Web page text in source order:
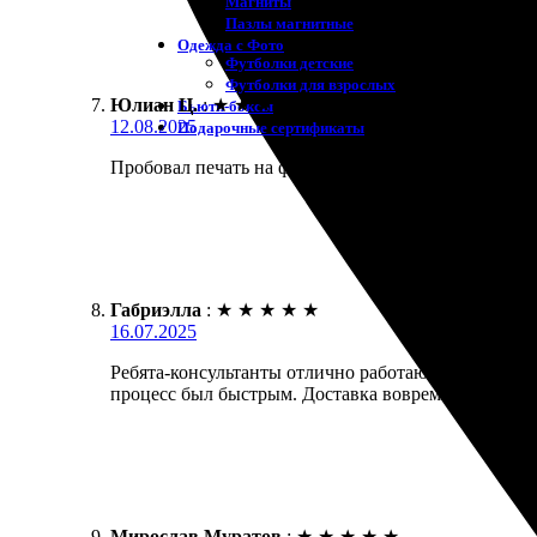
Пазлы магнитные
Одежда с Фото
Футболки детские
Футболки для взрослых
Бьюти-боксы
Подарочные сертификаты
Юлиан Ц. : ★ ★ ★
12.08.2025
Пробовал печать на футболках для своего
Габриэлла : ★ ★ ★ ★ ★
16.07.2025
Ребята-консультанты отлично работают!
процесс был быстрым. Доставка вовремя и без